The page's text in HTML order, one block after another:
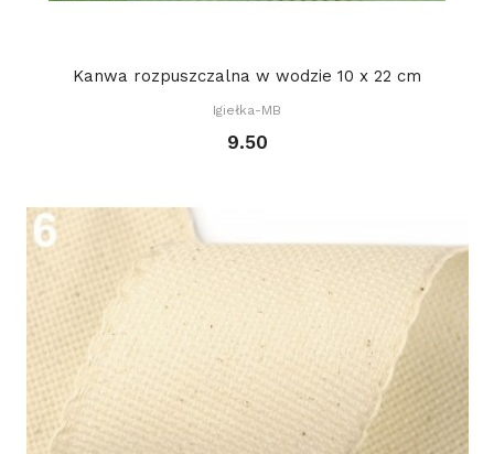
Kanwa rozpuszczalna w wodzie 10 x 22 cm
Igiełka-MB
9.50